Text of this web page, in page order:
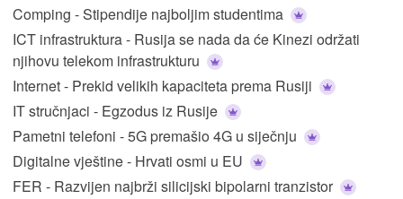
Comping - Stipendije najboljim studentima
ICT infrastruktura - Rusija se nada da će Kinezi održati
njihovu telekom infrastrukturu
Internet - Prekid velikih kapaciteta prema Rusiji
IT stručnjaci - Egzodus iz Rusije
Pametni telefoni - 5G premašio 4G u siječnju
Digitalne vještine - Hrvati osmi u EU
FER - Razvijen najbrži silicijski bipolarni tranzistor